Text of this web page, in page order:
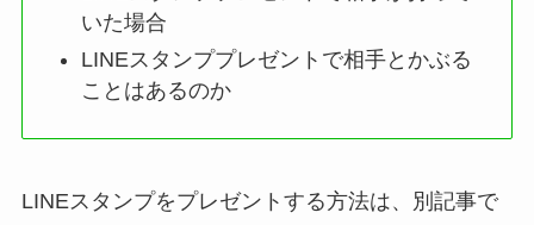
いた場合
LINEスタンププレゼントで相手とかぶる
ことはあるのか
LINEスタンプをプレゼントする方法は、別記事で